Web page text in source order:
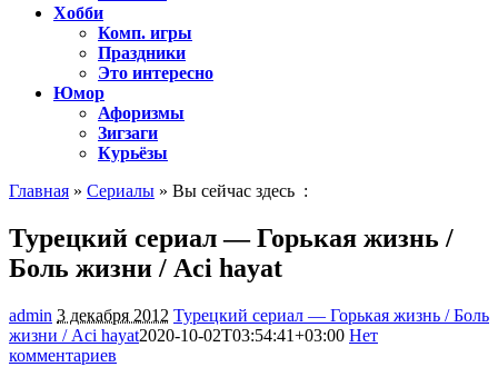
Хобби
Комп. игры
Праздники
Это интересно
Юмор
Афоризмы
Зигзаги
Курьёзы
Главная » Сериалы » Вы сейчас здесь :
Турецкий сериал — Горькая жизнь /
Боль жизни / Aci hayat
admin 3 декабря 2012 Турецкий сериал — Горькая жизнь / Боль
жизни / Aci hayat2020-10-02T03:54:41+03:00 Нет
комментариев